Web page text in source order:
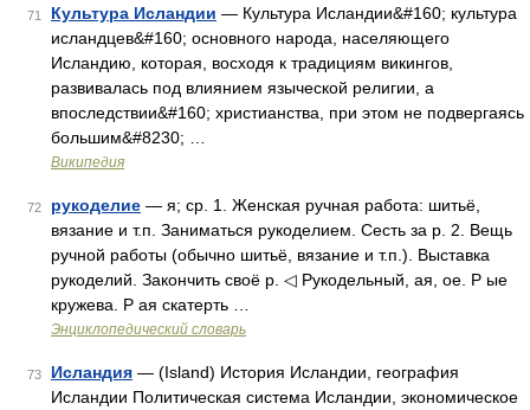
71 Культура Исландии — Культура Исландии&#160; культура
исландцев&#160; основного народа, населяющего
Исландию, которая, восходя к традициям викингов,
развивалась под влиянием языческой религии, а
впоследствии&#160; христианства, при этом не подвергаясь
большим&#8230; …
Википедия
72 рукоделие — я; ср. 1. Женская ручная работа: шитьё,
вязание и т.п. Заниматься рукоделием. Сесть за р. 2. Вещь
ручной работы (обычно шитьё, вязание и т.п.). Выставка
рукоделий. Закончить своё р. ◁ Рукодельный, ая, ое. Р ые
кружева. Р ая скатерть …
Энциклопедический словарь
73 Исландия — (Island) История Исландии, география
Исландии Политическая система Исландии, экономическое